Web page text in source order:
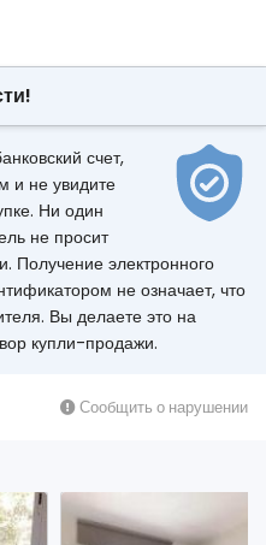
счет,
и не увидите
Ни один
не просит
Получение электронного
не означает, что
Вы делаете это на
купли-продажи.
Сообщить о нарушении